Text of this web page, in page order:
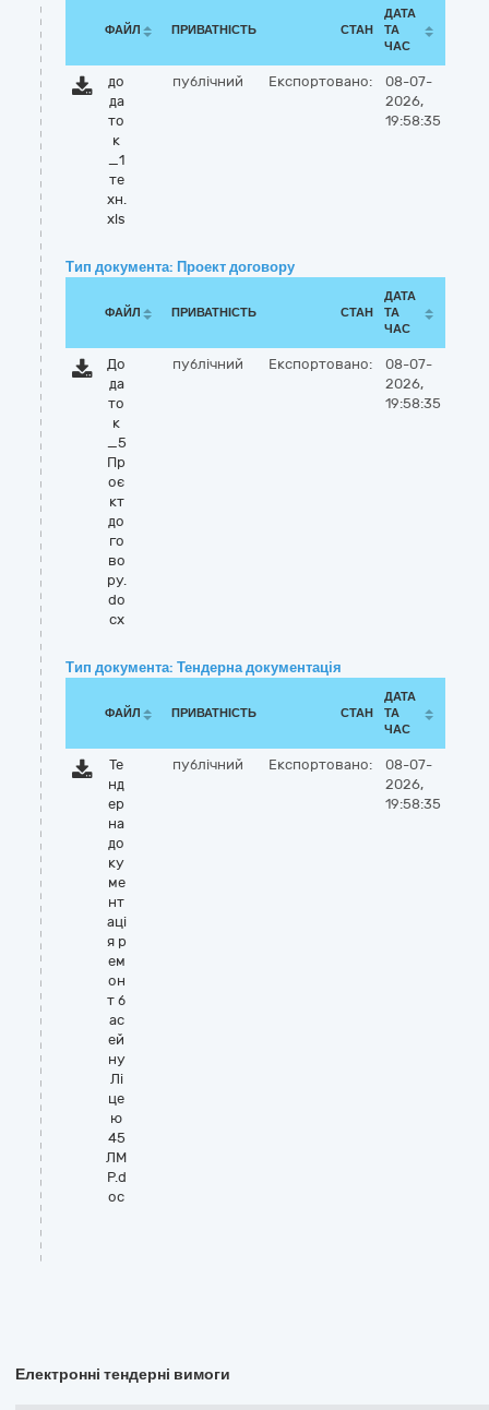
ФАЙЛ ПРИВАТНІСТЬ СТАН
ДАТА
ТА
ЧАС
до
да
то
к
_1
те
хн.
xls
публічний Експортовано:
08-07-
2026,
19:58:35
Тип документа: Проект договору
ФАЙЛ ПРИВАТНІСТЬ СТАН
ДАТА
ТА
ЧАС
До
да
то
к
_5
Пр
оє
кт
до
го
во
ру.
do
cx
публічний Експортовано:
08-07-
2026,
19:58:35
Тип документа: Тендерна документація
ФАЙЛ ПРИВАТНІСТЬ СТАН
ДАТА
ТА
ЧАС
Те
нд
ер
на
до
ку
ме
нт
ацi
я р
ем
он
т б
ас
ей
ну
Лі
це
ю
45
ЛМ
Р.d
oc
публічний Експортовано:
08-07-
2026,
19:58:35
Електронні тендерні вимоги